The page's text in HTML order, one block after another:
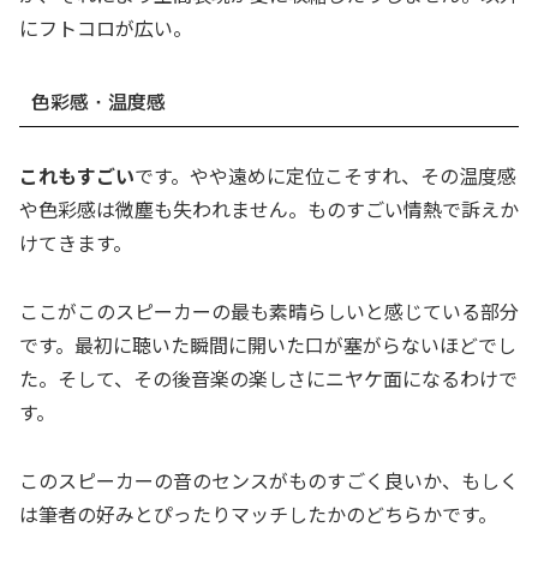
にフトコロが広い。
色彩感・温度感
これもすごいです。やや遠めに定位こそすれ、その温度感
や色彩感は微塵も失われません。ものすごい情熱で訴えか
けてきます。
ここがこのスピーカーの最も素晴らしいと感じている部分
です。最初に聴いた瞬間に開いた口が塞がらないほどでし
た。そして、その後音楽の楽しさにニヤケ面になるわけで
す。
このスピーカーの音のセンスがものすごく良いか、もしく
は筆者の好みとぴったりマッチしたかのどちらかです。